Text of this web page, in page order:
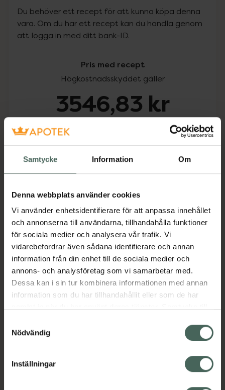
Samtycke Information Om
Denna webbplats använder cookies
Vi använder enhetsidentifierare för att anpassa innehållet
och annonserna till användarna, tillhandahålla funktioner
för sociala medier och analysera vår trafik. Vi
vidarebefordrar även sådana identifierare och annan
information från din enhet till de sociala medier och
annons- och analysföretag som vi samarbetar med.
Dessa kan i sin tur kombinera informationen med annan
information som du har tillhandahållit eller som de har
återkalla ditt samtycke via webbplatsens
cookieinställningar. Ett återkallat samtycke påverkar inte
lagligheten av behandling som skett innan återkallelsen.
Nödvändig
Inställningar
Du behöver ett recept för att kunna köpa denna
vara. Om du har ett recept kan du handla genom
att logga in med ditt bank-ID.
Pris med recept
Högkostnadsskyddet gäller
3546,83 kr
Köp via ditt recept
Beskrivning Dölj
Läs alltid bipacksedeln innan
användning.
EAN:07046260864078
Visa